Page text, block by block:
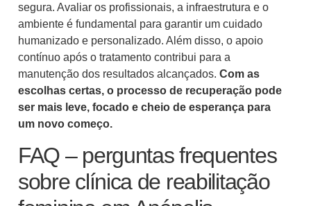
segura. Avaliar os profissionais, a infraestrutura e o
ambiente é fundamental para garantir um cuidado
humanizado e personalizado. Além disso, o apoio
contínuo após o tratamento contribui para a
manutenção dos resultados alcançados. Com as
escolhas certas, o processo de recuperação pode
ser mais leve, focado e cheio de esperança para
um novo começo.
FAQ – perguntas frequentes
sobre clínica de reabilitação